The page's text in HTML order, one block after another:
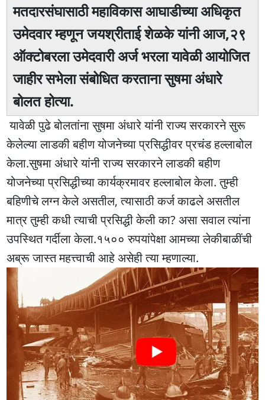
मतदारसंघासाठी महाविकास आघाडीच्या अधिकृत
उमेदवार म्हणून जयश्रीताई शेळके यांनी आज,२९
ऑक्टोबरला उमेदवारी अर्ज भरला यावेळी आयोजित
जाहीर सभेला संबोधित करताना सुषमा अंधारे
बोलत होत्या.
यावेळी पुढे बोलतांना सुषमा अंधारे यांनी राज्य सरकारने सुरू
केलेल्या लाडकी बहीण योजनेच्या प्रसिद्धीवर प्रचंड हल्लाबोल
केला.सुषमा अंधारे यांनी राज्य सरकारने लाडकी बहीण
योजनेच्या प्रसिद्धीच्या कार्यक्रमावर हल्लाबोल केला. तुम्ही
बहिणीचे लग्न केले असतील, त्यासाठी कर्ज काढले असतील
मात्र तुम्ही कधी त्याची प्रसिद्धी केली का? असा सवाल त्यांना
उपस्थित गर्दीला केला.१५०० रुपयांपेक्षा आमच्या लेकीबाळींची
अब्रू जास्त महत्त्वाची आहे असेही त्या म्हणाल्या.